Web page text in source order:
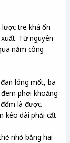
tre khá ổn
Từ nguyên
năm công
lóng mốt, ba
phơi khoảng
là được.
kéo dài phải cất
nhỏ bằng hai